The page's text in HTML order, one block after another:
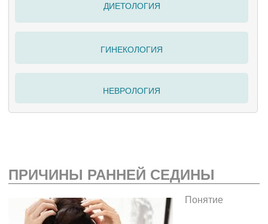
ДИЕТОЛОГИЯ
ГИНЕКОЛОГИЯ
НЕВРОЛОГИЯ
ПРИЧИНЫ РАННЕЙ СЕДИНЫ
Понятие